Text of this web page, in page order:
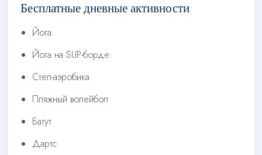
Бесплатные дневные активности
Йога
Йога на SUP-борде
Степ-аэробика
Пляжный волейбол
Батут
Дартс